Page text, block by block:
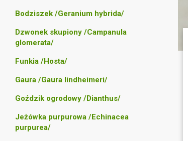
Bodziszek /Geranium hybrida/
Dzwonek skupiony /Campanula
glomerata/
Funkia /Hosta/
Gaura /Gaura lindheimeri/
Goździk ogrodowy /Dianthus/
Jeżówka purpurowa /Echinacea
purpurea/